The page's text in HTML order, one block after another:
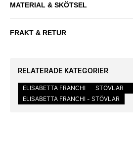
MATERIAL & SKÖTSEL
FRAKT & RETUR
RELATERADE KATEGORIER
ELISABETTA FRANCHI STÖVLAR
ELISABETTA FRANCHI - STÖVLAR